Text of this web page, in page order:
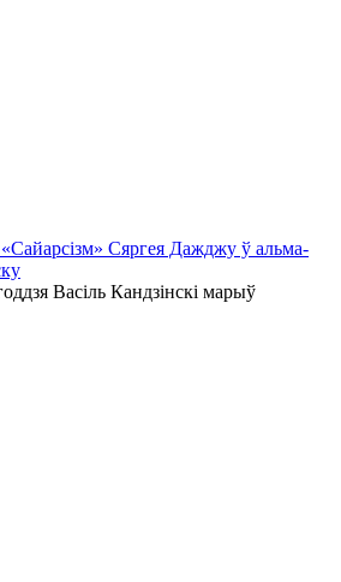
Сяргея Дажджу ў альма-
Васіль Кандзінскі марыў